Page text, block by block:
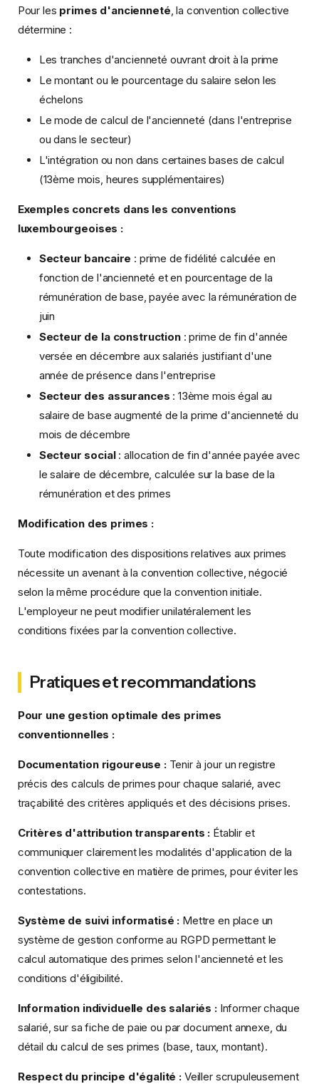
Pour les primes d'ancienneté , la convention collective
détermine :
Les tranches d'ancienneté ouvrant droit à la prime
Le montant ou le pourcentage du salaire selon les
échelons
Le mode de calcul de l'ancienneté (dans l'entreprise
ou dans le secteur)
L'intégration ou non dans certaines bases de calcul
(13ème mois, heures supplémentaires)
Exemples concrets dans les conventions
luxembourgeoises :
Secteur bancaire : prime de fidélité calculée en
fonction de l'ancienneté et en pourcentage de la
rémunération de base, payée avec la rémunération de
juin
Secteur de la construction: prime de fin d'année
versée en décembre aux salariés justifiant d'une
année de présence dans l'entreprise
Secteur des assurances : 13ème mois égal au
salaire de base augmenté de la prime d'ancienneté du
mois de décembre
Secteur social: allocation de fin d'année payée avec
le salaire de décembre, calculée sur la base de la
rémunération et des primes
Modification des primes :
Toute modification des dispositions relatives aux primes
nécessite un avenant à la convention collective, négocié
selon la même procédure que la convention initiale.
L'employeur ne peut modifier unilatéralement les
conditions fixées par la convention collective.
Pratiques et recommandations
Pour une gestion optimale des primes
conventionnelles :
Documentation rigoureuse :Tenir à jour un registre
précis des calculs de primes pour chaque salarié, avec
traçabilité des critères appliqués et des décisions prises.
Critères d'attribution transparents : Établir et
communiquer clairement les modalités d'application de la
convention collective en matière de primes, pour éviter les
contestations.
Système de suivi informatisé : Mettre en place un
système de gestion conforme au RGPD permettant le
calcul automatique des primes selon l'ancienneté et les
conditions d'éligibilité.
Information individuelle des salariés :Informer chaque
salarié, sur sa fiche de paie ou par document annexe, du
détail du calcul de ses primes (base, taux, montant).
Respect du principe d'égalité : Veiller scrupuleusement